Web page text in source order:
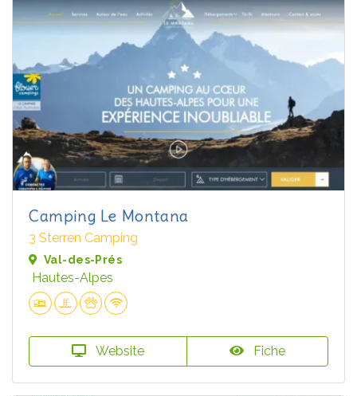
Camping Le Montana
3 Sterren Camping
Val-des-Prés
Hautes-Alpes
Website Fiche